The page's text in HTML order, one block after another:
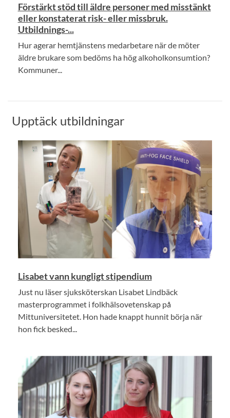
Förstärkt stöd till äldre personer med misstänkt
eller konstaterat risk- eller missbruk.
Utbildnings-...
Hur agerar hemtjänstens medarbetare när de möter
äldre brukare som bedöms ha hög alkoholkonsumtion?
Kommuner...
Upptäck utbildningar
Lisabet vann kungligt stipendium
Just nu läser sjuksköterskan Lisabet Lindbäck
masterprogrammet i folkhälsovetenskap på
Mittuniversitetet. Hon hade knappt hunnit börja när
hon fick besked...